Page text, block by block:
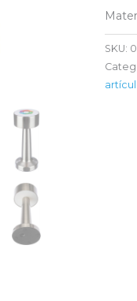
SKU: